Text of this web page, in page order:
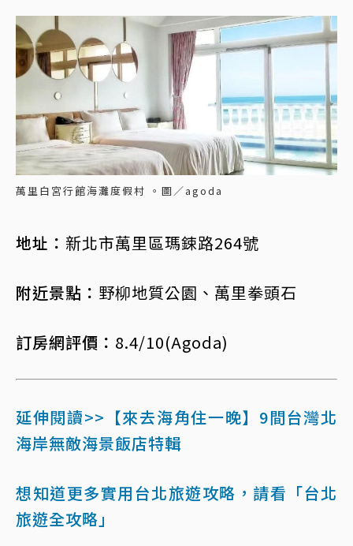
萬里白宮行館海灘度假村 。圖／agoda
地址： 新北市萬里區瑪鋉路264號
附近景點： 野柳地質公園、萬里拳頭石
訂房網評價： 8.4/10(Agoda)
延伸閱讀>>【來去海角住一晚】9間台灣北
海岸無敵海景飯店特輯
想知道更多實用台北旅遊攻略，請看「台北
旅遊全攻略」